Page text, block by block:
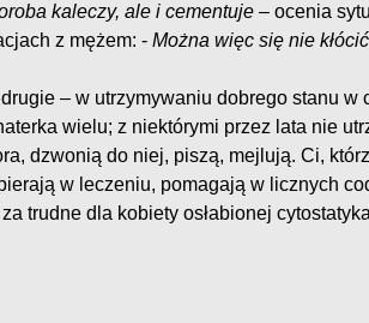
kaleczy, ale i cementuje – ocenia
z mężem: - Można więc się nie
– w utrzymywaniu dobrego stanu w
wielu; z niektórymi przez lata nie
dzwonią do niej, piszą, mejlują. Ci,
w leczeniu, pomagają w licznych
trudne dla kobiety osłabionej